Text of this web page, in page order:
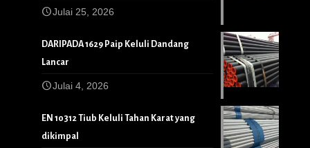
Julai 25, 2026
DARIPADA 1629 Paip Keluli Dandang
Lancar
Julai 4, 2026
EN 10312 Tiub Keluli Tahan Karat yang
dikimpal